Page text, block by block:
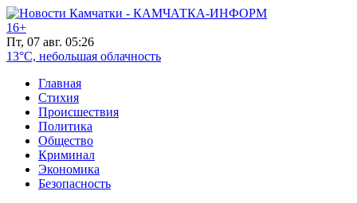
16+
Пт, 07 авг. 05:26
13°C, небольшая облачность
Главная
Стихия
Происшествия
Политика
Общество
Криминал
Экономика
Безопасность